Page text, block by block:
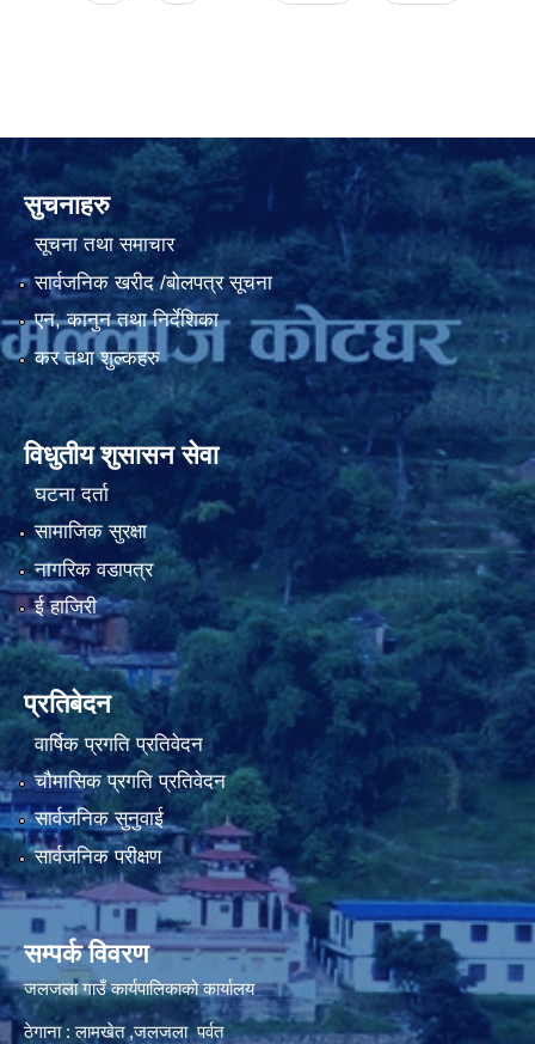
सुचनाहरु
सूचना तथा समाचार
सार्वजनिक खरीद /बोलपत्र सूचना
एन, कानुन तथा निर्देशिका
कर तथा शुल्कहरु
विधुतीय शुसासन सेवा
घटना दर्ता
सामाजिक सुरक्षा
नागरिक वडापत्र
ई हाजिरी
प्रतिबेदन
वार्षिक प्रगति प्रतिवेदन
चौमासिक प्रगति प्रतिवेदन
सार्वजनिक सुनुवाई
सार्वजनिक परीक्षण
सम्पर्क विवरण
जलजला गाउँ कार्यपालिकाको कार्यालय
ठेगाना : लामखेत ,जलजला पर्वत